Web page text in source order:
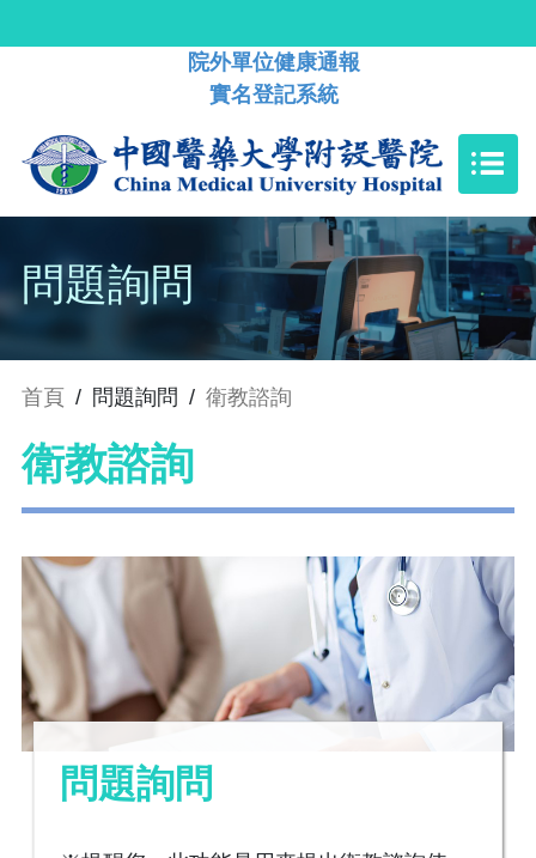
院外單位健康通報
實名登記系統
問題詢問
首頁 / 問題詢問 / 衛教諮詢
衛教諮詢
問題詢問